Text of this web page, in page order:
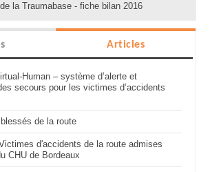
la Traumabase - fiche bilan 2016
Articles
Human – système d’alerte et
secours pour les victimes d’accidents
de la route
d'accidents de la route admises
CHU de Bordeaux